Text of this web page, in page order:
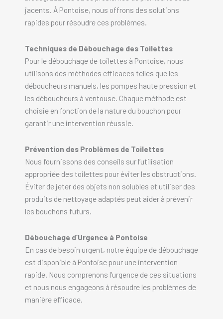
jacents. À Pontoise, nous offrons des solutions
rapides pour résoudre ces problèmes.
Techniques de Débouchage des Toilettes
Pour le débouchage de toilettes à Pontoise, nous
utilisons des méthodes efficaces telles que les
déboucheurs manuels, les pompes haute pression et
les déboucheurs à ventouse. Chaque méthode est
choisie en fonction de la nature du bouchon pour
garantir une intervention réussie.
Prévention des Problèmes de Toilettes
Nous fournissons des conseils sur l’utilisation
appropriée des toilettes pour éviter les obstructions.
Éviter de jeter des objets non solubles et utiliser des
produits de nettoyage adaptés peut aider à prévenir
les bouchons futurs.
Débouchage d’Urgence à Pontoise
En cas de besoin urgent, notre équipe de débouchage
est disponible à Pontoise pour une intervention
rapide. Nous comprenons l’urgence de ces situations
et nous nous engageons à résoudre les problèmes de
manière efficace.